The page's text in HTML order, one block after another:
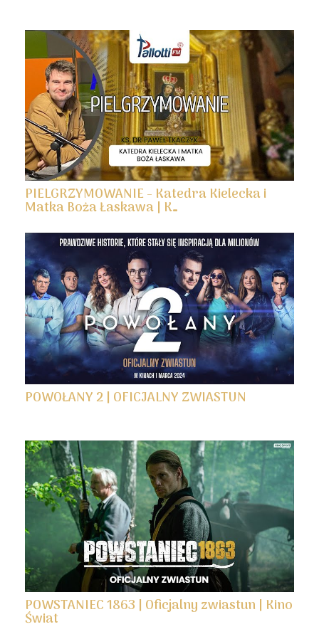
PIELGRZYMOWANIE - Katedra Kielecka i
Matka Boża Łaskawa | K…
POWOŁANY 2 | OFICJALNY ZWIASTUN
POWSTANIEC 1863 | Oficjalny zwiastun | Kino
Świat